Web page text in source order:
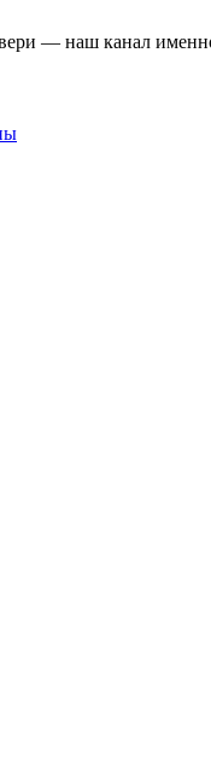
— наш канал